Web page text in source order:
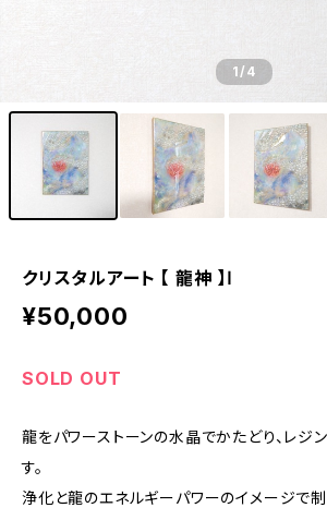
1/4
クリスタルアート 【 龍神 】Ⅰ
¥50,000
SOLD OUT
龍をパワーストーンの水晶でかたどり、レジ
す。
浄化と龍のエネルギーパワーのイメージで制